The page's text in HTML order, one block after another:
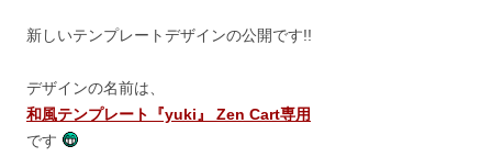
新しいテンプレートデザインの公開です!!
デザインの名前は、
和風テンプレート『yuki』 Zen Cart専用
です